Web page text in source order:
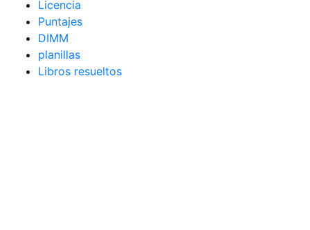
Licencia
Puntajes
DIMM
planillas
Libros resueltos